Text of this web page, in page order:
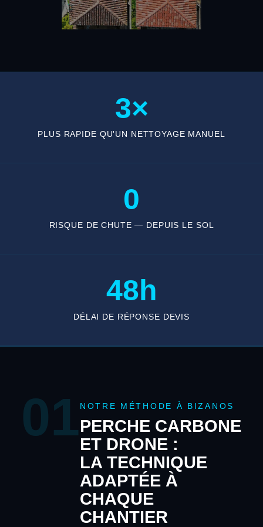
3×
PLUS RAPIDE QU'UN NETTOYAGE MANUEL
0
RISQUE DE CHUTE — DEPUIS LE SOL
48h
DÉLAI DE RÉPONSE DEVIS
01 NOTRE MÉTHODE À BIZANOS
PERCHE CARBONE
ET DRONE :
LA TECHNIQUE
ADAPTÉE À
CHAQUE
CHANTIER